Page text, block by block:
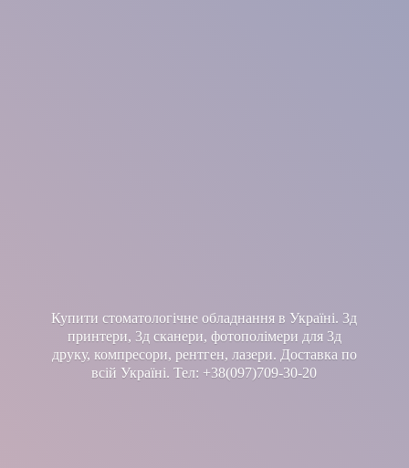
Купити стоматологічне обладнання в Україні. 3д
принтери, 3д сканери, фотополімери для 3д
друку, компресори, рентген, лазери. Доставка по
всій Україні. Тел: +38(097)709-30-20